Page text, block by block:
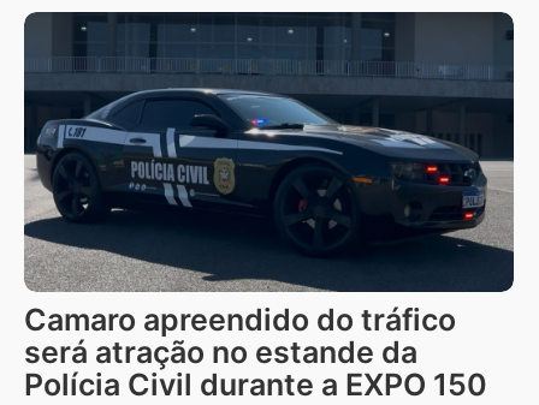
Camaro apreendido do tráfico
será atração no estande da
Polícia Civil durante a EXPO 150